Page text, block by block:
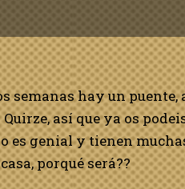
semanas hay un
Quirze, así que ya os
es genial y tienen
porqué será??